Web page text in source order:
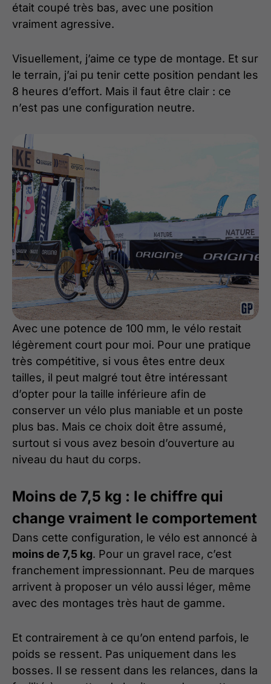
était coupé très bas, avec une position
vraiment agressive.
Visuellement, j’aime ce type de montage. Et sur
le terrain, j’ai pu tenir cette position pendant les
8 heures d’effort. Mais il faut être clair : ce
n’est pas une configuration neutre.
Avec une potence de 100 mm, le vélo restait
légèrement court pour moi. Pour une pratique
très compétitive, si vous êtes entre deux
tailles, il peut malgré tout être intéressant
d’opter pour la taille inférieure afin de
conserver un vélo plus maniable et un poste
plus bas. Mais ce choix doit être assumé,
surtout si vous avez besoin d’ouverture au
niveau du haut du corps.
Moins de 7,5 kg : le chiffre qui
change vraiment le comportement
Dans cette configuration, le vélo est annoncé à
moins de 7,5 kg. Pour un gravel race, c’est
franchement impressionnant. Peu de marques
arrivent à proposer un vélo aussi léger, même
avec des montages très haut de gamme.
Et contrairement à ce qu’on entend parfois, le
poids se ressent. Pas uniquement dans les
bosses. Il se ressent dans les relances, dans la